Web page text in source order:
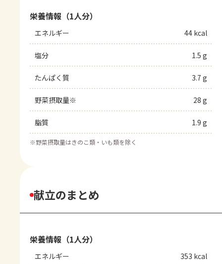
栄養情報（1人分）
エネルギー 44 kcal
塩分 1.5 g
たんぱく質 3.7 g
野菜摂取量※ 28 g
脂質 1.9 g
※野菜摂取量はきのこ類・いも類を除く
献立のまとめ
栄養情報（1人分）
エネルギー 353 kcal